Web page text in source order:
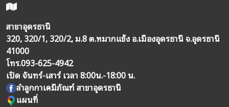
สาขาอุดรธานี
320, 320/1, 320/2, ม.8 ต.หมากแข้ง อ.เมืองอุดรธานี จ.อุดรธานี
41000
โทร.093-625-4942
เปิด จันทร์-เสาร์ เวลา 8:00น.-18:00 น.
ลำลูกกาเคมีภัณฑ์ สาขาอุดรธานี
แผนที่